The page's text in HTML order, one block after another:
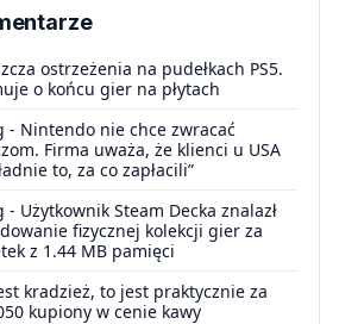
ostrzeżenia na pudełkach PS5.
o końcu gier na płytach
- Nintendo nie chce zwracać
Firma uważa, że klienci u USA
to, za co zapłacili”
- Użytkownik Steam Decka znalazł
fizycznej kolekcji gier za
z 1.44 MB pamięci
kradzież, to jest praktycznie za
kupiony w cenie kawy